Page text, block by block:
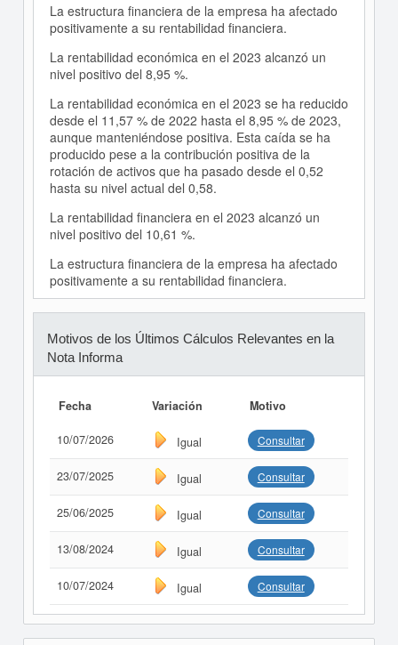
La estructura financiera de la empresa ha afectado
positivamente a su rentabilidad financiera.
La rentabilidad económica en el 2023 alcanzó un
nivel positivo del 8,95 %.
La rentabilidad económica en el 2023 se ha reducido
desde el 11,57 % de 2022 hasta el 8,95 % de 2023,
aunque manteniéndose positiva. Esta caída se ha
producido pese a la contribución positiva de la
rotación de activos que ha pasado desde el 0,52
hasta su nivel actual del 0,58.
La rentabilidad financiera en el 2023 alcanzó un
nivel positivo del 10,61 %.
La estructura financiera de la empresa ha afectado
positivamente a su rentabilidad financiera.
Motivos de los Últimos Cálculos Relevantes en la
Nota Informa
Fecha Variación Motivo
10/07/2026 Igual Consultar
23/07/2025 Igual Consultar
25/06/2025 Igual Consultar
13/08/2024 Igual Consultar
10/07/2024 Igual Consultar